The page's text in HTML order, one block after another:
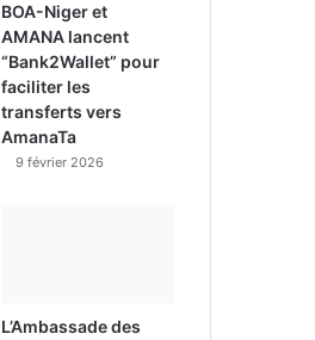
BOA-Niger et
AMANA lancent
“Bank2Wallet” pour
faciliter les
transferts vers
AmanaTa
9 février 2026
L’Ambassade des